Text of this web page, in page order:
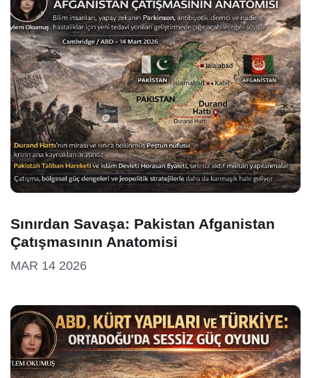
Sınırdan Savaşa: Pakistan Afganistan
Çatışmasının Anatomisi
MAR 14 2026